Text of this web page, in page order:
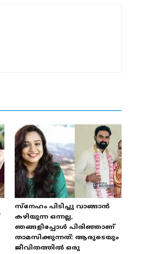
സ്‌നേഹം പിടിച്ചു വാങ്ങാൻ
കഴിയുന്ന ഒന്നല്ല,
ഞങ്ങളിപ്പോൾ പിരിഞ്ഞാണ്
താമസിക്കുന്നത്: ആരുടെയും
ജീവിതത്തിൽ ഒരു